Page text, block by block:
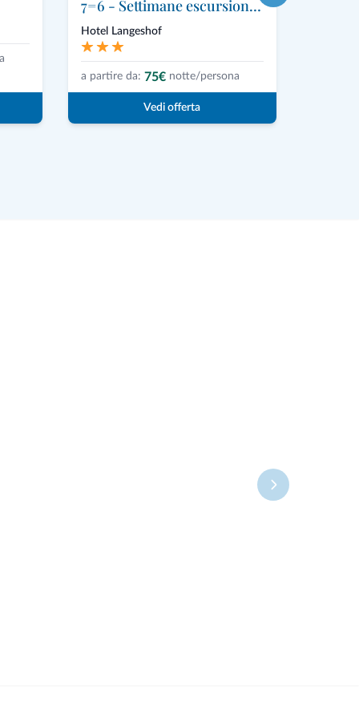
7=6 - Settimane escursionistiche in autunno
Hotel Langeshof
a partire da: 75€ notte/persona
Vedi offerta